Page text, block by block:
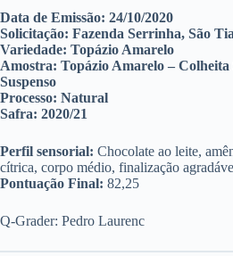
Data de Emissão: 24/10/2020
Solicitação: Fazenda Serrinha, São
Variedade: Topázio Amarelo
Amostra: Topázio Amarelo –
Suspenso
Processo: Natural
Safra: 2020/21
Perfil sensorial: Chocolate ao leite,
cítrica, corpo médio, finalização
Pontuação Final: 82,25
Q-Grader: Pedro Laurenc